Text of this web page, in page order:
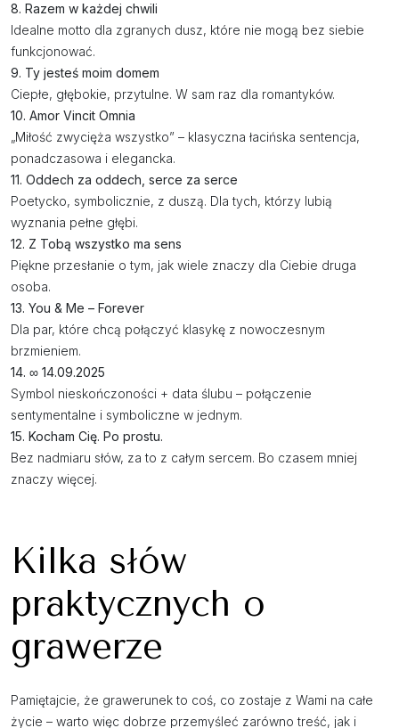
8. Razem w każdej chwili
Idealne motto dla zgranych dusz, które nie mogą bez siebie
funkcjonować.
9. Ty jesteś moim domem
Ciepłe, głębokie, przytulne. W sam raz dla romantyków.
10. Amor Vincit Omnia
„Miłość zwycięża wszystko” – klasyczna łacińska sentencja,
ponadczasowa i elegancka.
11. Oddech za oddech, serce za serce
Poetycko, symbolicznie, z duszą. Dla tych, którzy lubią
wyznania pełne głębi.
12. Z Tobą wszystko ma sens
Piękne przesłanie o tym, jak wiele znaczy dla Ciebie druga
osoba.
13. You & Me – Forever
Dla par, które chcą połączyć klasykę z nowoczesnym
brzmieniem.
14. ∞ 14.09.2025
Symbol nieskończoności + data ślubu – połączenie
sentymentalne i symboliczne w jednym.
15. Kocham Cię. Po prostu.
Bez nadmiaru słów, za to z całym sercem. Bo czasem mniej
znaczy więcej.
Kilka słów
praktycznych o
grawerze
Pamiętajcie, że grawerunek to coś, co zostaje z Wami na całe
życie – warto więc dobrze przemyśleć zarówno treść, jak i